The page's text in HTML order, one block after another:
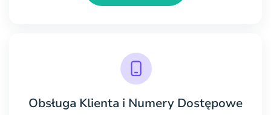
Obsługa Klienta i Numery Dostępowe